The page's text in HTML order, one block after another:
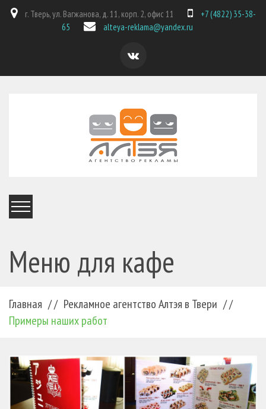
г. Тверь, ул. Вагжанова, д. 11, корп. 2, офис 11
+7 (4822) 35-38-
65
alteya-reklama@yandex.ru
Меню для кафе
Главная / / Рекламное агентство Алтэя в Твери / /
Примеры наших работ